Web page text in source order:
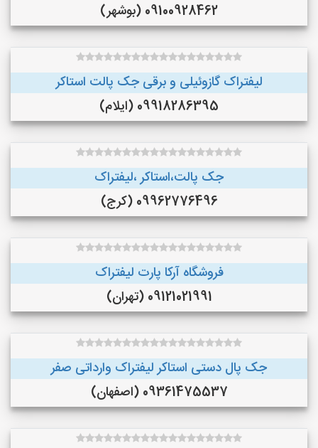
09100928462 (بوشهر)
لیفتراک گازوئیلی و برقی جک پالت استاکر
09918286395 (ایلام)
جک پالت،استاکر ،لیفتراک
09962776496 (کرج)
فروشگاه آرکا پارت لیفتراک
09121021991 (تهران)
جک پال دستی استاکر لیفتراک وارداتی صفر
09361475537 (اصفهان)